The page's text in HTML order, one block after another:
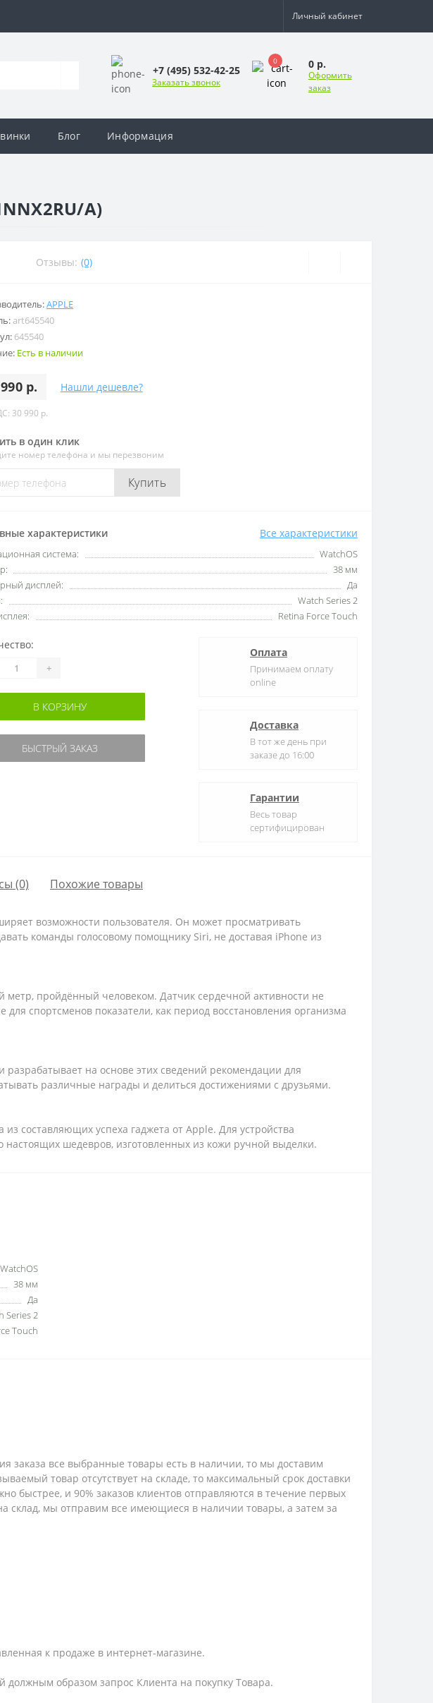
Личный кабинет
+7 (495) 532-42-25
Заказать звонок
0 0 р.
Оформить
заказ
Блог Информация
A)
Отзывы: (0)
APPLE
art645540
645540
Есть в наличии
р. Нашли дешевле?
30 990 р.
в один клик
номер телефона и мы перезвоним
Купить
характеристики Все характеристики
система:
WatchOS
38 мм
дисплей:
Да
Watch Series 2
Retina Force Touch
+
В КОРЗИНУ
БЫСТРЫЙ ЗАКАЗ
Оплата
Принимаем оплату
online
Доставка
В тот же день при
заказе до 16:00
Гарантии
Весь товар
сертифицирован
(0) Похожие товары
возможности пользователя. Он может просматривать
команды голосовому помощнику Siri, не доставая iPhone из
пройдённый человеком. Датчик сердечной активности не
спортсменов показатели, как период восстановления организма
на основе этих сведений рекомендации для
различные награды и делиться достижениями с друзьями.
составляющих успеха гаджета от Apple. Для устройства
шедевров, изготовленных из кожи ручной выделки.
WatchOS
38 мм
Да
Series 2
Touch
заказа все выбранные товары есть в наличии, то мы доставим
товар отсутствует на складе, то максимальный срок доставки
быстрее, и 90% заказов клиентов отправляются в течение первых
склад, мы отправим все имеющиеся в наличии товары, а затем за
к продаже в интернет-магазине.
образом запрос Клиента на покупку Товара.